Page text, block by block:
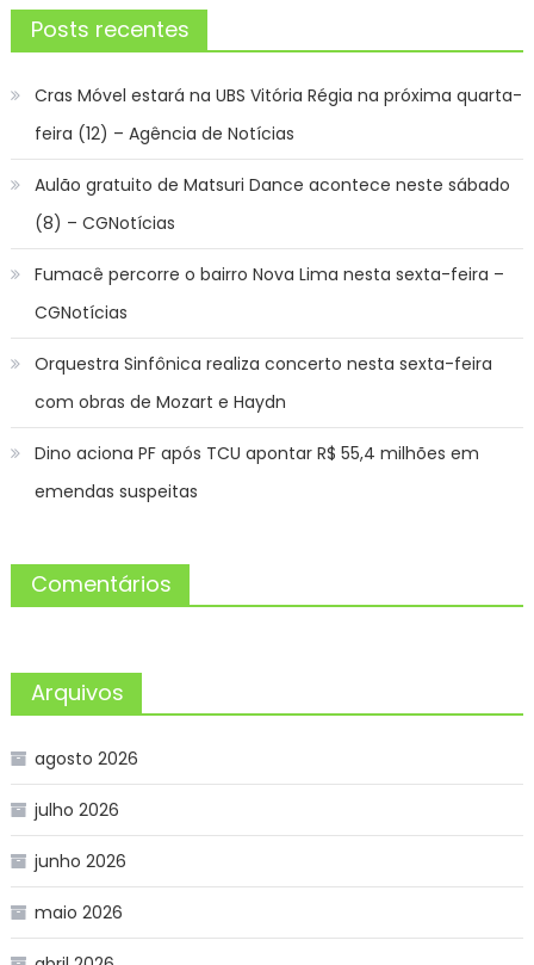
Posts recentes
Cras Móvel estará na UBS Vitória Régia na próxima quarta-
feira (12) – Agência de Notícias
Aulão gratuito de Matsuri Dance acontece neste sábado
(8) – CGNotícias
Fumacê percorre o bairro Nova Lima nesta sexta-feira –
CGNotícias
Orquestra Sinfônica realiza concerto nesta sexta-feira
com obras de Mozart e Haydn
Dino aciona PF após TCU apontar R$ 55,4 milhões em
emendas suspeitas
Comentários
Arquivos
agosto 2026
julho 2026
junho 2026
maio 2026